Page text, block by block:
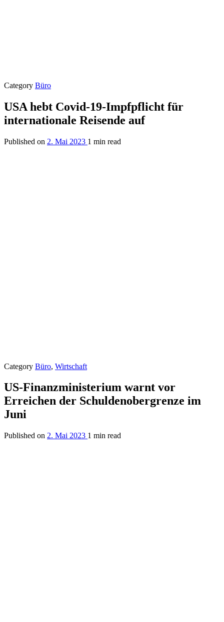
Category Büro
USA hebt Covid-19-Impfpflicht für
internationale Reisende auf
Published on 2. Mai 2023 1 min read
Category Büro, Wirtschaft
US-Finanzministerium warnt vor
Erreichen der Schuldenobergrenze im
Juni
Published on 2. Mai 2023 1 min read